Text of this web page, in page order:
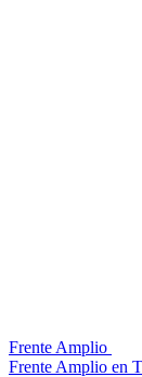
Frente Amplio
Frente Amplio en